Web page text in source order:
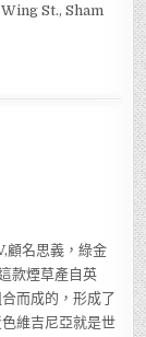
St., Sham
顧名思義，綠金
款煙草產自英
而成的，形成了
維吉尼亞就是世